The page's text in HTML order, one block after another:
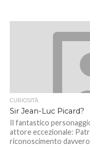
CURIOSITÀ
Sir Jean-Luc Picard?
Il fantastico
attore eccezionale:
riconoscimento